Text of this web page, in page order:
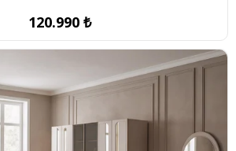
120.990 ₺